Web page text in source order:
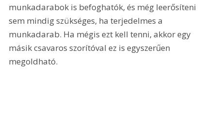
munkadarabok is befoghatók, és még leerősíteni
sem mindig szükséges, ha terjedelmes a
munkadarab. Ha mégis ezt kell tenni, akkor egy
másik csavaros szorítóval ez is egyszerűen
megoldható.